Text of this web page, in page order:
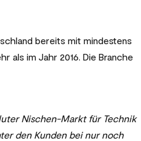
bereits mit mindestens
als im Jahr 2016. Die Branche
Nischen-Markt für Technik
den Kunden bei nur noch